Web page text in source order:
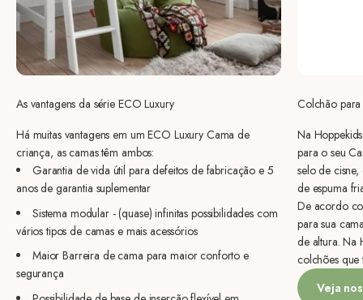
As vantagens da série ECO Luxury
Há muitas vantagens em um ECO Luxury Cama de
criança, as camas têm ambos:
Garantia de vida útil para defeitos de fabricação e 5
anos de garantia suplementar
Sistema modular - (quase) infinitas possibilidades com
vários tipos de camas e mais acessórios
Maior Barreira de cama para maior conforto e
segurança
Colchão
Na
para o seu
selo de
de espuma
De acordo
para sua
de altura. Na
colchões que
Veja